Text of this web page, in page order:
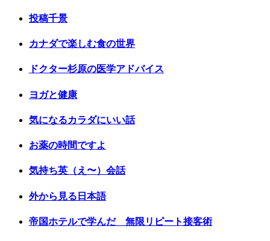
投稿千景
カナダで楽しむ食の世界
ドクター杉原の医学アドバイス
ヨガと健康
気になるカラダにいい話
お薬の時間ですよ
気持ち英（え〜）会話
外から見る日本語
帝国ホテルで学んだ 無限リピート接客術